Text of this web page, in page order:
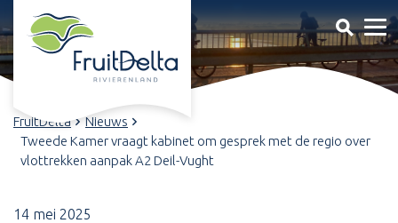
FruitDelta
Nieuws
Tweede Kamer vraagt kabinet om gesprek met de regio over
vlottrekken aanpak A2 Deil-Vught
14 mei 2025